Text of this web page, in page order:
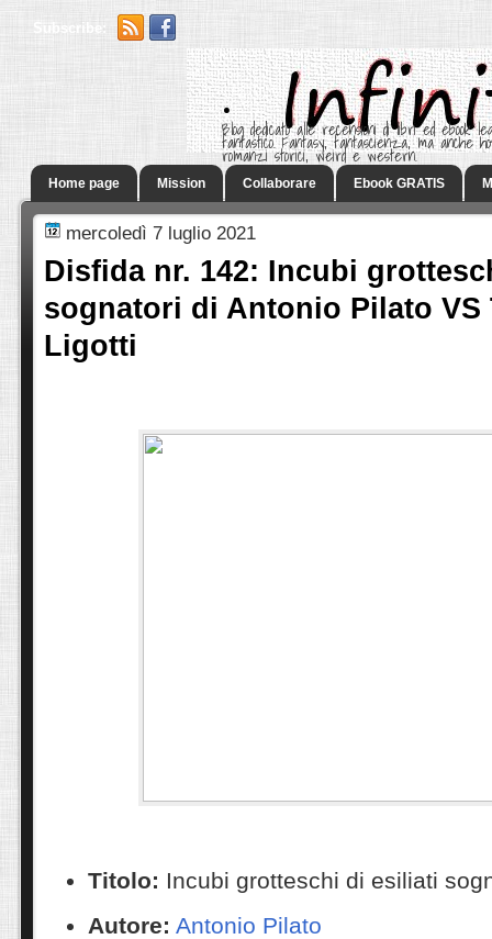
Subscribe:
.
Blog dedicato alle recensioni di libri ed ebook
fantastico. Fantasy, fantascienza, ma anche
romanzi storici, weird e western.
Home page Mission Collaborare Ebook GRATIS
mercoledì 7 luglio 2021
Disfida nr. 142: Incubi
sognatori di Antonio Pilato VS
Ligotti
Titolo: Incubi grotteschi di esiliati
Autore: Antonio Pilato